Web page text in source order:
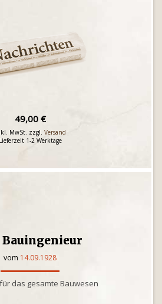
49,00 €
MwSt. zzgl. Versand
Lieferzeit 1-2 Werktage
Bauingenieur
vom 14.09.1928
das gesamte Bauwesen